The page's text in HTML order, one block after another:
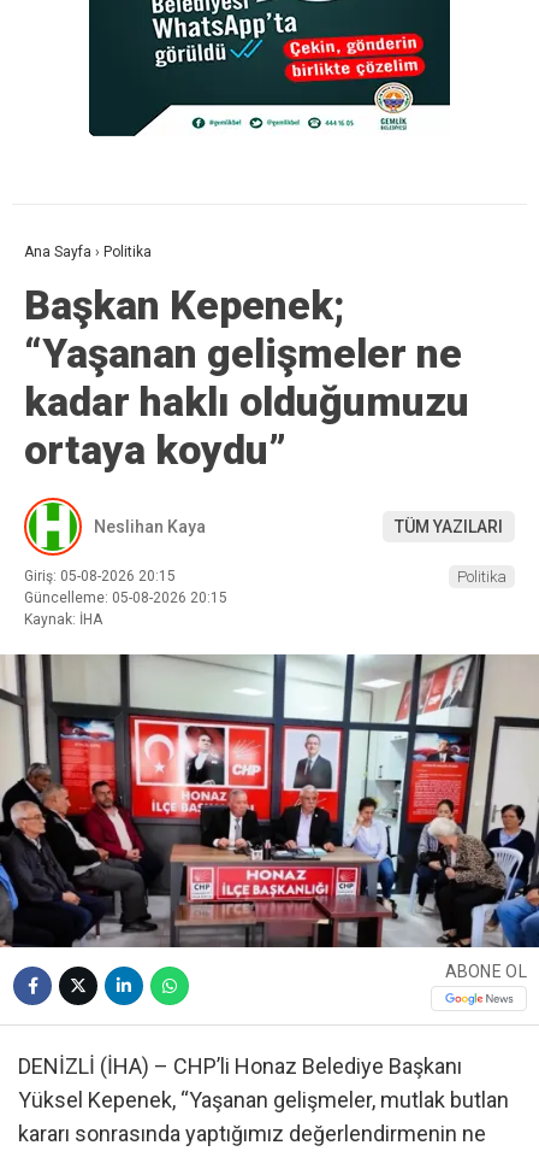
Ana Sayfa › Politika
Başkan Kepenek;
“Yaşanan gelişmeler ne
kadar haklı olduğumuzu
ortaya koydu”
Neslihan Kaya TÜM YAZILARI
Giriş: 05-08-2026 20:15
Güncelleme: 05-08-2026 20:15
Kaynak: İHA
Politika
ABONE OL
DENİZLİ (İHA) – CHP’li Honaz Belediye Başkanı
Yüksel Kepenek, “Yaşanan gelişmeler, mutlak butlan
kararı sonrasında yaptığımız değerlendirmenin ne